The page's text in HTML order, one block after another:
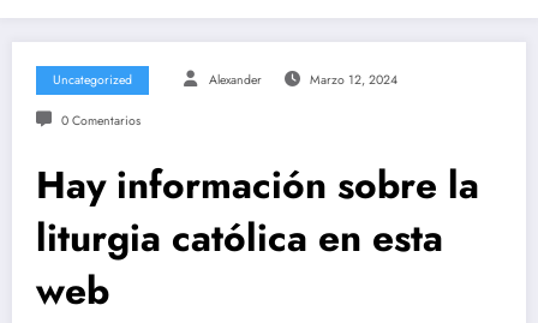
Uncategorized Alexander Marzo 12, 2024
0 Comentarios
Hay información sobre la
liturgia católica en esta
web